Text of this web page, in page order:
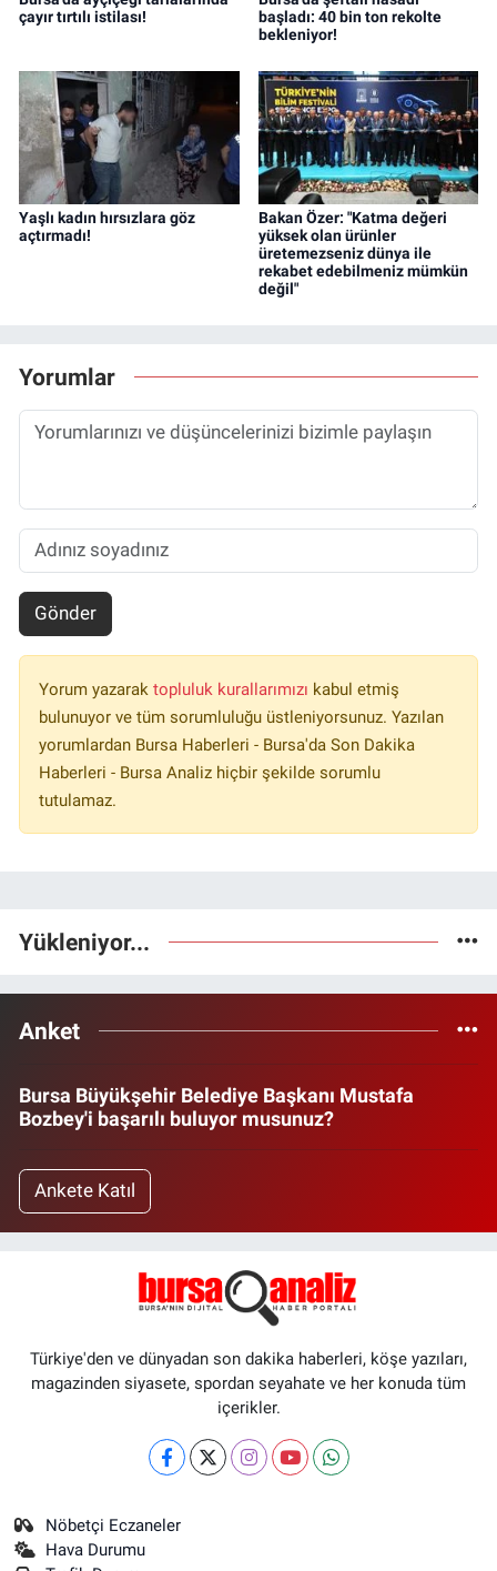
çayır tırtılı istilası!
başladı: 40 bin ton rekolte
bekleniyor!
Yaşlı kadın hırsızlara göz
açtırmadı!
Bakan Özer: "Katma değeri
yüksek olan ürünler
üretemezseniz dünya ile
rekabet edebilmeniz mümkün
değil"
Yorumlar
Gönder
Yorum yazarak topluluk kurallarımızı kabul etmiş
bulunuyor ve tüm sorumluluğu üstleniyorsunuz. Yazılan
yorumlardan Bursa Haberleri - Bursa'da Son Dakika
Haberleri - Bursa Analiz hiçbir şekilde sorumlu
tutulamaz.
Yükleniyor...
Anket
Bursa Büyükşehir Belediye Başkanı Mustafa
Bozbey'i başarılı buluyor musunuz?
Ankete Katıl
Türkiye'den ve dünyadan son dakika haberleri, köşe yazıları,
magazinden siyasete, spordan seyahate ve her konuda tüm
içerikler.
Nöbetçi Eczaneler
Hava Durumu